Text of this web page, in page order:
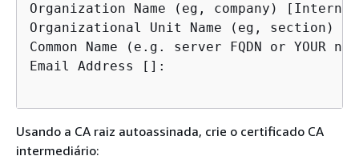
Organization Name (eg, company)
Organizational Unit Name (eg, section)
Common Name (e.g. server FQDN or YOUR
Usando a CA raiz autoassinada, crie o certificado CA
intermediário: